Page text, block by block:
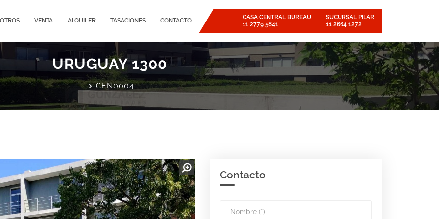
VENTA ALQUILER TASACIONES CONTACTO
CASA CENTRAL BUREAU
11 2779 5841
SUCURSAL PILAR
11 2664 1272
URUGUAY 1300
CEN0004
Contacto